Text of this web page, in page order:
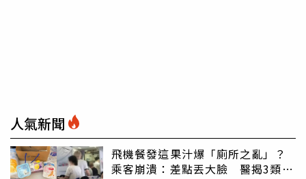
人氣新聞
飛機餐發這果汁爆「廁所之亂」？
乘客崩潰：差點丟大臉 醫揭3類人